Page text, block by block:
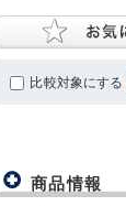
比較対象にする
商品情報